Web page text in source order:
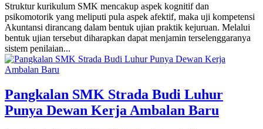
Struktur kurikulum SMK mencakup aspek kognitif dan
psikomotorik yang meliputi pula aspek afektif, maka uji kompetensi
Akuntansi dirancang dalam bentuk ujian praktik kejuruan. Melalui
bentuk ujian tersebut diharapkan dapat menjamin terselenggaranya
sistem penilaian...
Pangkalan SMK Strada Budi Luhur
Punya Dewan Kerja Ambalan Baru